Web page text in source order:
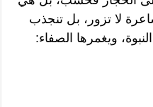
لا تزور، بل تنجذب
ويغمرها الصفاء: